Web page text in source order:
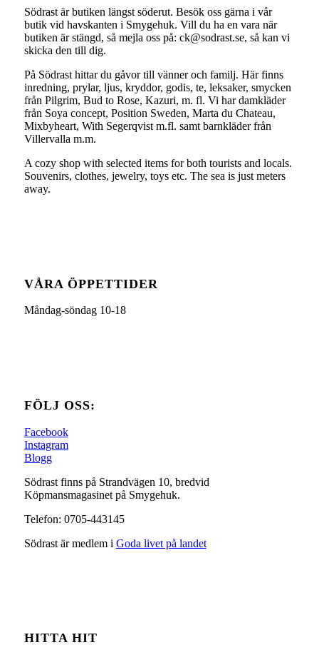
Södrast är butiken längst söderut. Besök oss gärna i vår
butik vid havskanten i Smygehuk. Vill du ha en vara när
butiken är stängd, så mejla oss på: ck@sodrast.se, så kan vi
skicka den till dig.
På Södrast hittar du gåvor till vänner och familj. Här finns
inredning, prylar, ljus, kryddor, godis, te, leksaker, smycken
från Pilgrim, Bud to Rose, Kazuri, m. fl. Vi har damkläder
från Soya concept, Position Sweden, Marta du Chateau,
Mixbyheart, With Segerqvist m.fl. samt barnkläder från
Villervalla m.m.
A cozy shop with selected items for both tourists and locals.
Souvenirs, clothes, jewelry, toys etc. The sea is just meters
away.
VÅRA ÖPPETTIDER
Måndag-söndag 10-18
FÖLJ OSS:
Facebook
Instagram
Blogg
Södrast finns på Strandvägen 10, bredvid
Köpmansmagasinet på Smygehuk.
Telefon: 0705-443145
Södrast är medlem i Goda livet på landet
HITTA HIT